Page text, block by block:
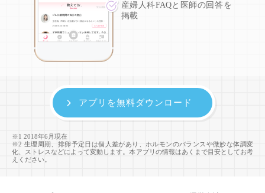
産婦人科FAQと医師の回答を
掲載
※1 2018年6月現在
※2 生理周期、排卵予定日は個人差があり、ホルモンのバランスや微妙な体調変
化、ストレスなどによって変動します。本アプリの情報はあくまで目安としてお考
えください。
アプリを無料ダウンロード